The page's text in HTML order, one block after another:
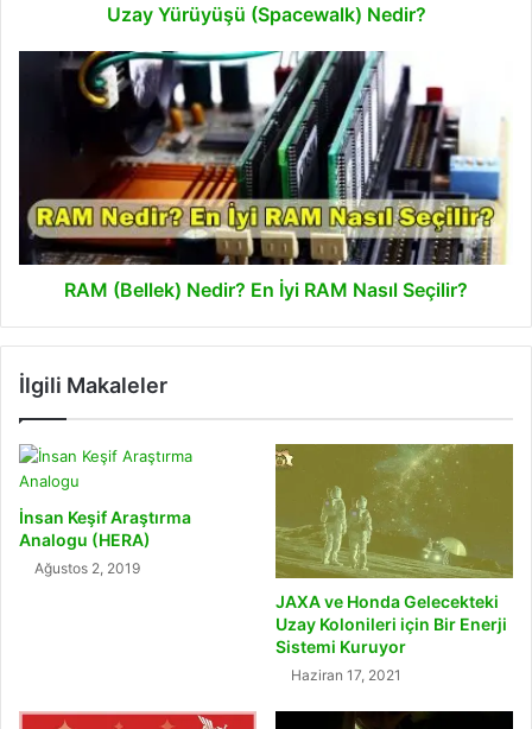
Uzay Yürüyüşü (Spacewalk) Nedir?
Nasıl
Seçilir?
RAM (Bellek) Nedir? En İyi RAM Nasıl Seçilir?
İlgili Makaleler
İnsan Keşif Araştırma
Analogu (HERA)
Ağustos 2, 2019
JAXA ve Honda Gelecekteki
Uzay Kolonileri için Bir Enerji
Sistemi Kuruyor
Haziran 17, 2021